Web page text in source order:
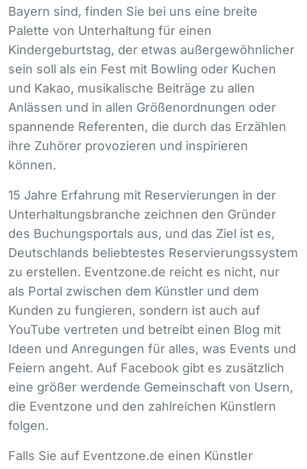
Bayern sind, finden Sie bei uns eine breite
Palette von Unterhaltung für einen
Kindergeburtstag, der etwas außergewöhnlicher
sein soll als ein Fest mit Bowling oder Kuchen
und Kakao, musikalische Beiträge zu allen
Anlässen und in allen Größenordnungen oder
spannende Referenten, die durch das Erzählen
ihre Zuhörer provozieren und inspirieren
können.
15 Jahre Erfahrung mit Reservierungen in der
Unterhaltungsbranche zeichnen den Gründer
des Buchungsportals aus, und das Ziel ist es,
Deutschlands beliebtestes Reservierungssystem
zu erstellen. Eventzone.de reicht es nicht, nur
als Portal zwischen dem Künstler und dem
Kunden zu fungieren, sondern ist auch auf
YouTube vertreten und betreibt einen Blog mit
Ideen und Anregungen für alles, was Events und
Feiern angeht. Auf Facebook gibt es zusätzlich
eine größer werdende Gemeinschaft von Usern,
die Eventzone und den zahlreichen Künstlern
folgen.
Falls Sie auf Eventzone.de einen Künstler